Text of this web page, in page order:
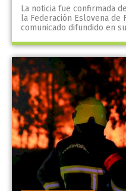
La noticia fue confirmada
la Federación Eslovena de
comunicado difundido en